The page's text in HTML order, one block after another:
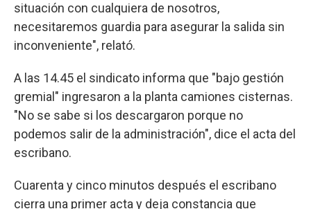
situación con cualquiera de nosotros,
necesitaremos guardia para asegurar la salida sin
inconveniente", relató.
A las 14.45 el sindicato informa que "bajo gestión
gremial" ingresaron a la planta camiones cisternas.
"No se sabe si los descargaron porque no
podemos salir de la administración", dice el acta del
escribano.
Cuarenta y cinco minutos después el escribano
cierra una primer acta y deja constancia que